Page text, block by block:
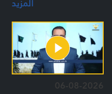
06-08-2026